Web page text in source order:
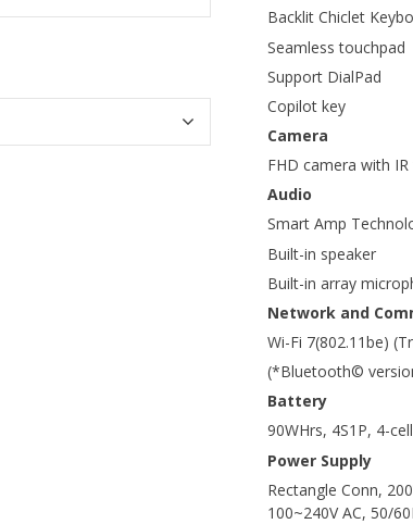
Backlit Chiclet
Seamless touchpad
Support DialPad
Copilot key
Camera
FHD camera with
Audio
Smart Amp
Built-in speaker
Built-in array
Network and
Wi-Fi 7(802.11be)
(*Bluetooth©
Battery
90WHrs, 4S1P, 4-
Power Supply
Rectangle Conn,
100~240V AC, 50/